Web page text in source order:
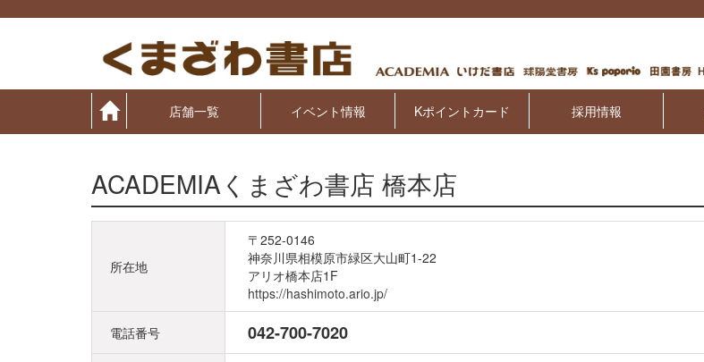
店舗一覧 イベント情報 Kポイントカード 採用情報
ACADEMIAくまざわ書店 橋本店
所在地
〒252-0146
神奈川県相模原市緑区大山町1-22
アリオ橋本店1F
https://hashimoto.ario.jp/
電話番号 042-700-7020